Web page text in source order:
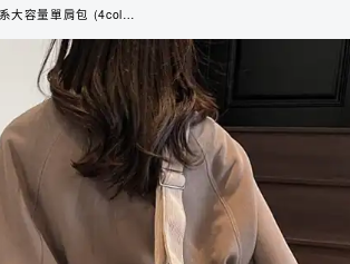
布斜背包 百搭皺褶抽繩托特包 學生上班通勤包 B166